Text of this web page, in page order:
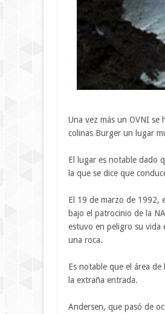
Una vez más un OVNI
colinas Burger un lugar
El lugar es notable dado
la que se dice que
El 19 de marzo de 1992,
bajo el patrocinio de la
estuvo en peligro su vida
una roca.
Es notable que el área
la extraña entrada.
Andersen, que pasó de